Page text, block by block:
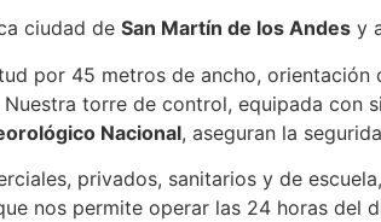
ciudad de San Martín de los Andes y
por 45 metros de ancho,
torre de control, equipada con
Nacional, aseguran la
privados, sanitarios y de
nos permite operar las 24 horas del